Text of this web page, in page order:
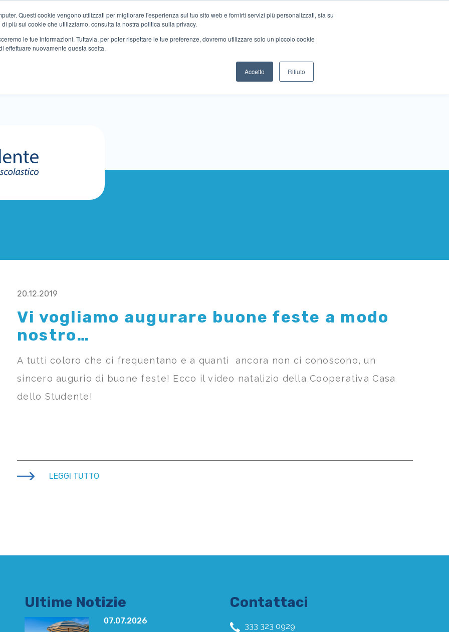
Questi cookie vengono utilizzati per migliorare l'esperienza sul tuo sito web e fornirti servizi più personalizzati, sia su
più sui cookie che utilizziamo, consulta la nostra politica sulla privacy.
le tue informazioni. Tuttavia, per poter rispettare le tue preferenze, dovremo utilizzare solo un piccolo cookie
effettuare nuovamente questa scelta.
Accetto Rifiuto
20.12.2019
Vi vogliamo augurare buone feste a modo
nostro…
A tutti coloro che ci frequentano e a quanti ancora non ci conoscono, un
sincero augurio di buone feste! Ecco il video natalizio della Cooperativa Casa
dello Studente!
LEGGI TUTTO
Ultime Notizie
07.07.2026
Contattaci
333 323 0929